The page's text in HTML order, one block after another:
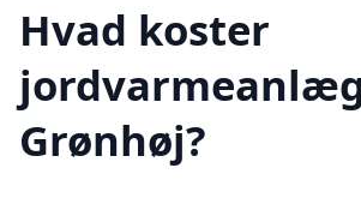
Hvad koster
Grønhøj?